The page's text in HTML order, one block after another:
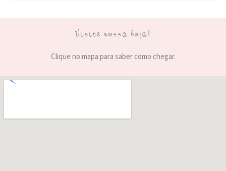
Visite nossa loja!
Clique no mapa para saber como chegar.